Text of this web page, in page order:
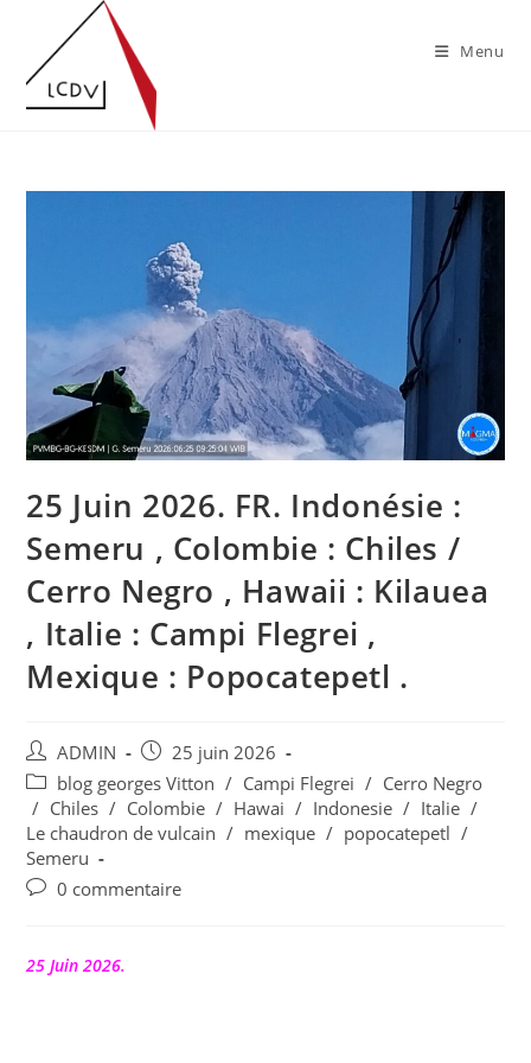
content
Menu
25 Juin 2026. FR. Indonésie :
Semeru , Colombie : Chiles /
Cerro Negro , Hawaii : Kilauea
, Italie : Campi Flegrei ,
Mexique : Popocatepetl .
Auteur/autrice
de
la
publication :
ADMIN
Publication
publiée :
25 juin 2026
Post
category:
blog georges Vitton / Campi Flegrei / Cerro Negro
/ Chiles / Colombie / Hawai / Indonesie / Italie /
Le chaudron de vulcain / mexique / popocatepetl /
Semeru
Commentaires
publication :
0 commentaire
25 Juin 2026.